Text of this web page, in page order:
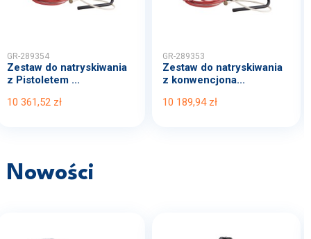
GR-289354
Zestaw do natryskiwania
z Pistoletem ...
10 361,52 zł
GR-289353
Zestaw do natryskiwania
z konwencjona...
10 189,94 zł
Nowości